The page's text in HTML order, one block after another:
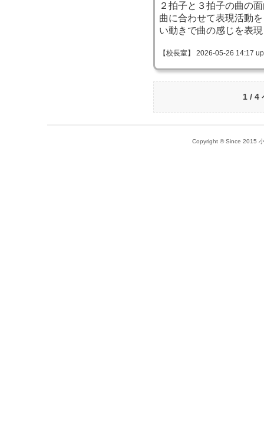
２拍子と３拍子の曲の
曲に合わせて表現活動
い動きで曲の感じを表
【校長室】 2026-05-26 14:17
1 / 4
Copyright © Since 2015